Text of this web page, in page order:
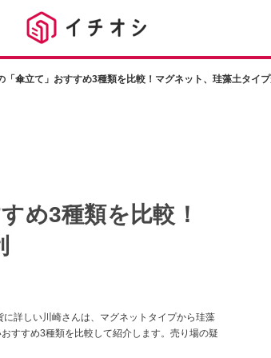
「傘立て」おすすめ3種類を比較！マグネット、珪藻土タイ
め3種類を比較！
詳しい川崎さんは、マグネットタイプから珪藻
すすめ3種類を比較して紹介します。売り場の疑